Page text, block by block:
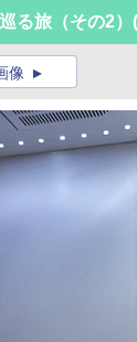
る旅（その2）
像